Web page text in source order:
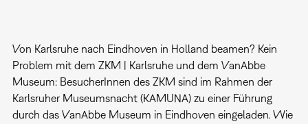
Von Karlsruhe nach Eindhoven in Holland beamen? Kein
Problem mit dem ZKM | Karlsruhe und dem VanAbbe
Museum: BesucherInnen des ZKM sind im Rahmen der
Karlsruher Museumsnacht (KAMUNA) zu einer Führung
durch das VanAbbe Museum in Eindhoven eingeladen. Wie